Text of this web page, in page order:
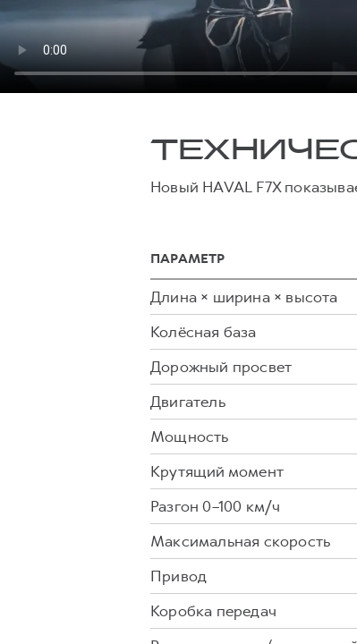
Новый HAVAL F7X
ПАРАМЕТР
Длина × ширина × высота
Колёсная база
Дорожный просвет
Двигатель
Мощность
Крутящий момент
Разгон 0–100 км/ч
Максимальная скорость
Привод
Коробка передач